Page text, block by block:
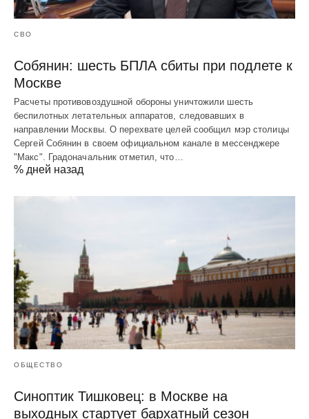
СВО
Собянин: шесть БПЛА сбиты при подлете к
Москве
Расчеты противовоздушной обороны уничтожили шесть
беспилотных летательных аппаратов, следовавших в
направлении Москвы. О перехвате целей сообщил мэр столицы
Сергей Собянин в своем официальном канале в мессенджере
"Макс". Градоначальник отметил, что…
% дней назад
ОБЩЕСТВО
Синоптик Тишковец: в Москве на
выходных стартует бархатный сезон